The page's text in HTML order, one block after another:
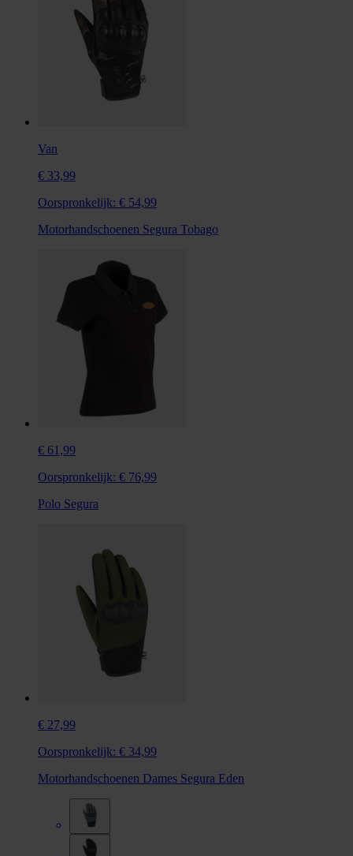
Van
€ 33,99
Oorspronkelijk: € 54,99
Motorhandschoenen Segura Tobago
€ 61,99
Oorspronkelijk: € 76,99
Polo Segura
€ 27,99
Oorspronkelijk: € 34,99
Motorhandschoenen Dames Segura Eden